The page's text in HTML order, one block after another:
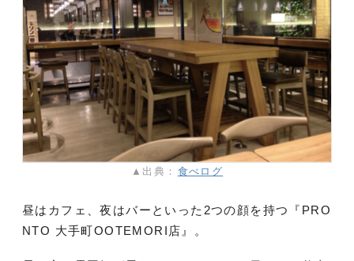
▲出典： 食べログ
昼はカフェ、夜はバーといった2つの顔を持つ『PRO
NTO 大手町OOTEMORI店』。